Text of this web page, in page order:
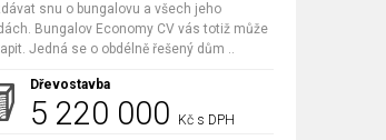
snu o bungalovu a všech jeho
Bungalov Economy CV vás totiž může
Jedná se o obdélně řešený dům ..
Dřevostavba
5 220 000
Kč s DPH